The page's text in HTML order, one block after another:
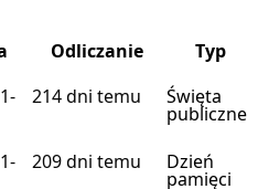
Odliczanie Typ
214 dni temu Święta
publiczne
209 dni temu Dzień
pamięci